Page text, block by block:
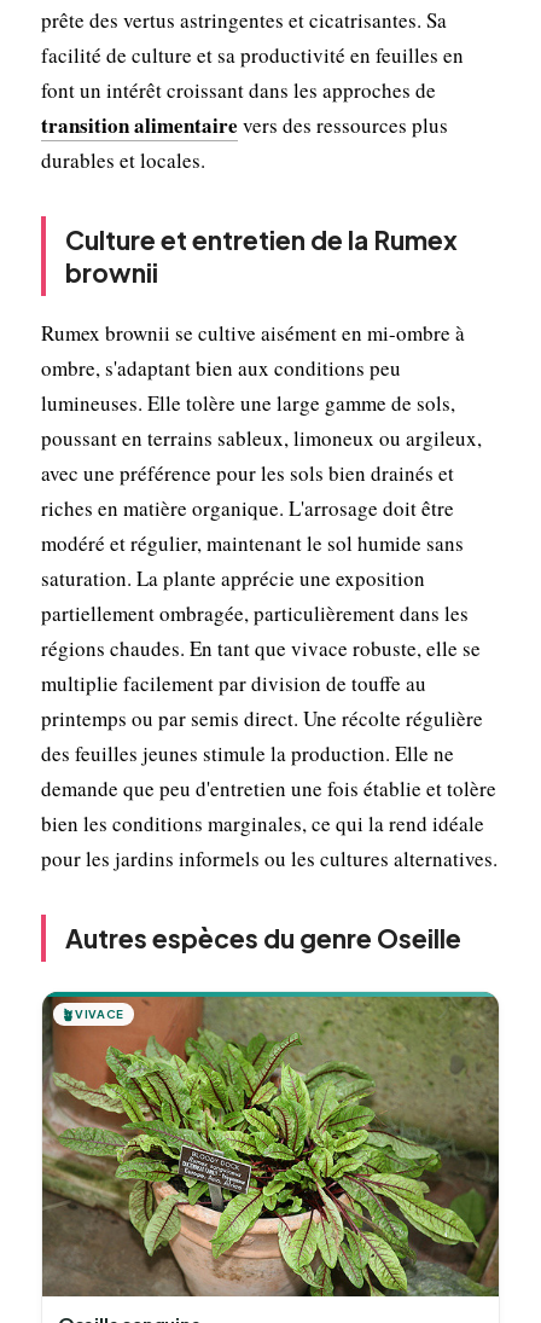
prête des vertus astringentes et cicatrisantes. Sa
facilité de culture et sa productivité en feuilles en
font un intérêt croissant dans les approches de
transition alimentaire vers des ressources plus
durables et locales.
Culture et entretien de la Rumex
brownii
Rumex brownii se cultive aisément en mi-ombre à
ombre, s'adaptant bien aux conditions peu
lumineuses. Elle tolère une large gamme de sols,
poussant en terrains sableux, limoneux ou argileux,
avec une préférence pour les sols bien drainés et
riches en matière organique. L'arrosage doit être
modéré et régulier, maintenant le sol humide sans
saturation. La plante apprécie une exposition
partiellement ombragée, particulièrement dans les
régions chaudes. En tant que vivace robuste, elle se
multiplie facilement par division de touffe au
printemps ou par semis direct. Une récolte régulière
des feuilles jeunes stimule la production. Elle ne
demande que peu d'entretien une fois établie et tolère
bien les conditions marginales, ce qui la rend idéale
pour les jardins informels ou les cultures alternatives.
Autres espèces du genre Oseille
🪴VIVACE